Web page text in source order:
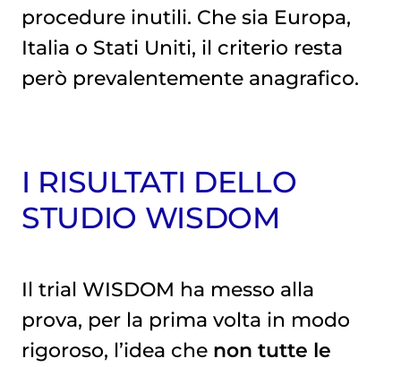
procedure inutili. Che sia Europa,
Italia o Stati Uniti, il criterio resta
però prevalentemente anagrafico.
I RISULTATI DELLO
STUDIO WISDOM
Il trial WISDOM ha messo alla
prova, per la prima volta in modo
rigoroso, l’idea che non tutte le